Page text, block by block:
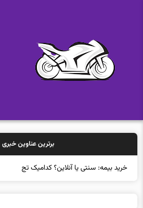
برترین عناوین خبری
خرید بیمه: سنتی یا آنلاین؟ کدامیک تجربه بهتری